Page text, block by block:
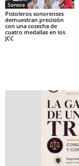
Sonora
Pistoleros sonorenses
demuestran precisión
con una cosecha de
cuatro medallas en los
JCC